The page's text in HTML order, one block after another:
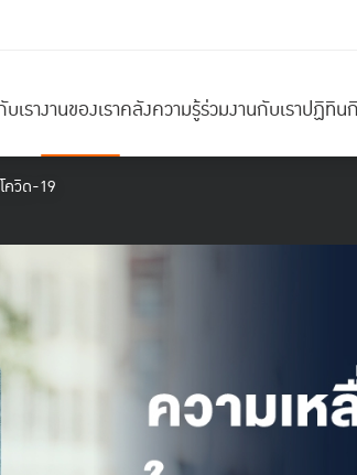
เรางานของเราคลังความรู้ร่วมงานกับเราปฏิทิน
ควิด-19